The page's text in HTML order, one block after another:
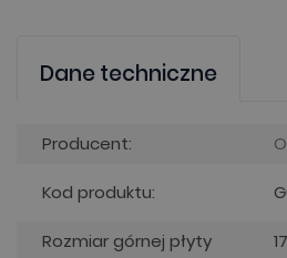
Dane techniczne
Producent:
Kod produktu:
Rozmiar górnej płyty